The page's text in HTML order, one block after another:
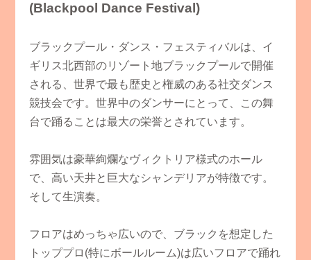
(Blackpool Dance Festival)
​ブラックプール・ダンス・フェスティバルは、イ
ギリス北西部のリゾート地ブラックプールで開催
される、世界で最も歴史と権威のある社交ダンス
競技会です。世界中のダンサーにとって、この舞
台で踊ることは最大の栄誉とされています。
​雰囲気は豪華絢爛なヴィクトリア様式のホール
で、高い天井と巨大なシャンデリアが特徴です。
そして生演奏。
フロアはめっちゃ広いので、ブラックを想定した
トッププロ(特にボールルーム)は広いフロアで踊れ